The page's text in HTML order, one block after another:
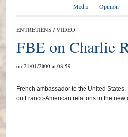
Media
Opinion
ENTRETIENS /VIDEO
FBE on Charlie
on 21/01/2000 at 08:59
French ambassador to the United States,
on Franco-American relations in the new